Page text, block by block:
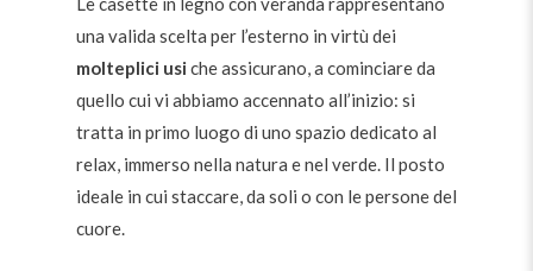
una valida scelta per l’esterno in virtù dei
molteplici usi che assicurano, a cominciare da
quello cui vi abbiamo accennato all’inizio: si
tratta in primo luogo di uno spazio dedicato al
relax, immerso nella natura e nel verde. Il posto
ideale in cui staccare, da soli o con le persone del
cuore.